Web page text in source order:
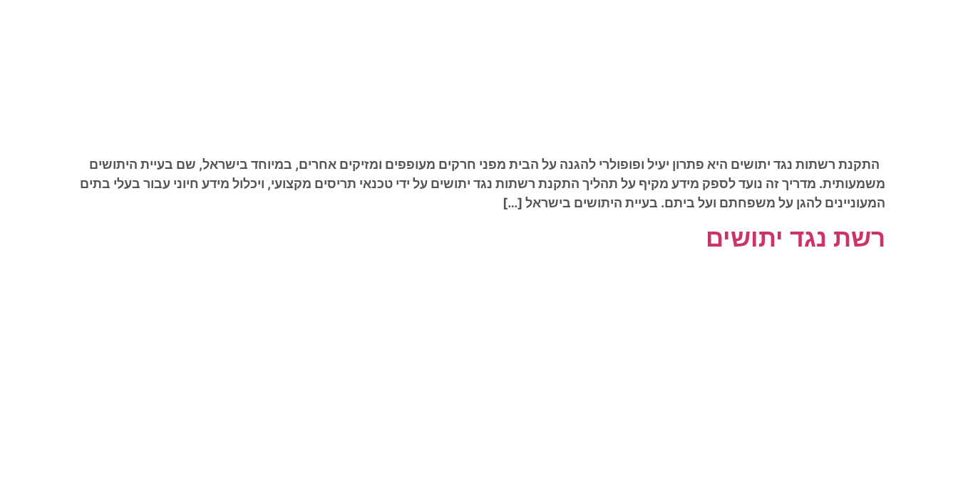
התקנת רשתות נגד יתושים היא פתרון יעיל ופופולרי להגנה על הבית מפני חרקים מעופפים ומזיקים אחרים, במיוחד בישראל, שם בעיית היתושים
משמעותית. מדריך זה נועד לספק מידע מקיף על תהליך התקנת רשתות נגד יתושים על ידי טכנאי תריסים מקצועי, ויכלול מידע חיוני עבור בעלי בתים
המעוניינים להגן על משפחתם ועל ביתם. בעיית היתושים בישראל […]
רשת נגד יתושים